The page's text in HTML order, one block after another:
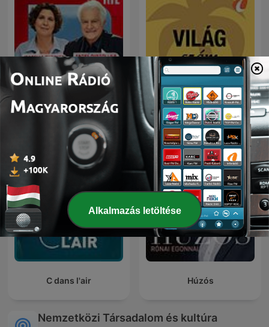
Le grand récit
Világszám - InfoRádió -
Infostart.hu
C dans l'air Húzós
Nemzetközi Társadalom és kultúra
Alkalmazás letöltése